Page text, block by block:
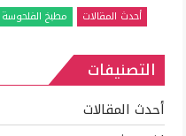
أحدث المقالات مطبخ الفلحوسة
التصنيفات
أحدث المقالات